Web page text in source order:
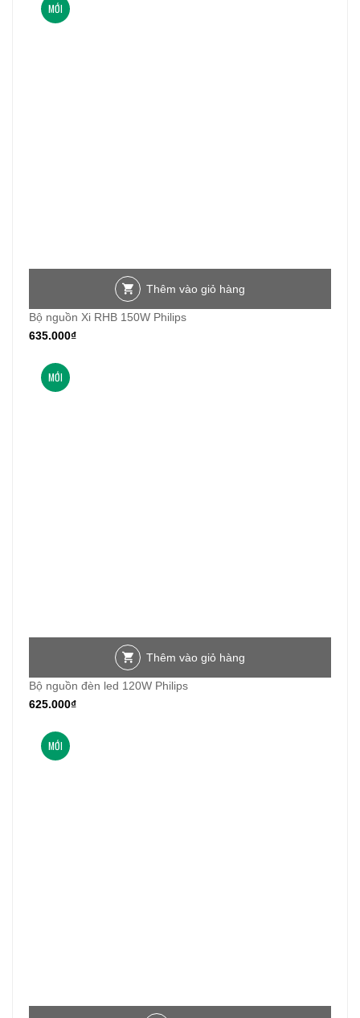
MỚI
Thêm vào giỏ hàng
Bộ nguồn Xi RHB 150W Philips
635.000₫
MỚI
Thêm vào giỏ hàng
Bộ nguồn đèn led 120W Philips
625.000₫
MỚI